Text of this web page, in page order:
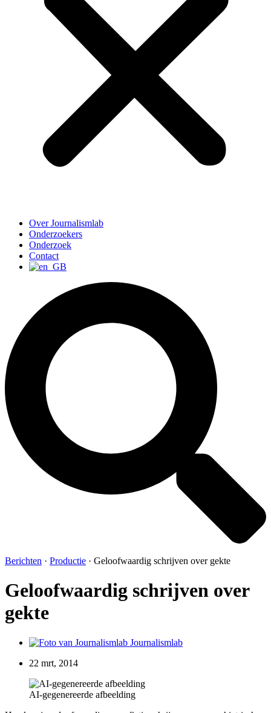
Over Journalismlab
Onderzoekers
Onderzoek
Contact
Berichten · Productie · Geloofwaardig schrijven over gekte
Geloofwaardig schrijven over
gekte
Journalismlab
22 mrt, 2014
AI-gegenereerde afbeelding